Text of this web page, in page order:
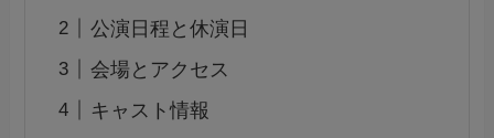
公演日程と休演日
会場とアクセス
キャスト情報